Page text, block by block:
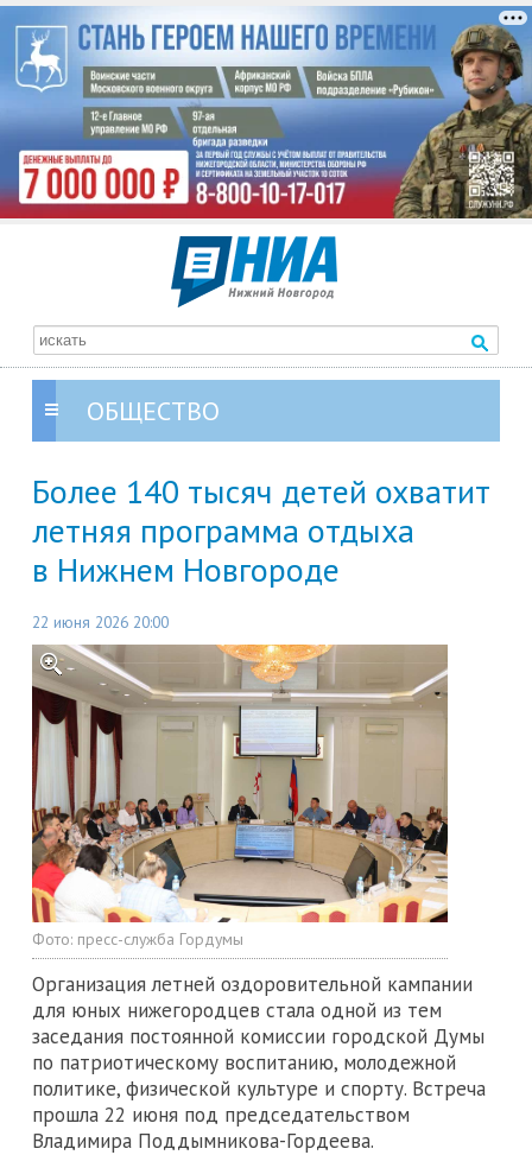
ОБЩЕСТВО
Более 140 тысяч детей охватит
летняя программа отдыха
в Нижнем Новгороде
22 июня 2026 20:00
Фото: пресс-служба Гордумы
Организация летней оздоровительной кампании
для юных нижегородцев стала одной из тем
заседания постоянной комиссии городской Думы
по патриотическому воспитанию, молодежной
политике, физической культуре и спорту. Встреча
прошла 22 июня под председательством
Владимира Поддымникова-Гордеева.